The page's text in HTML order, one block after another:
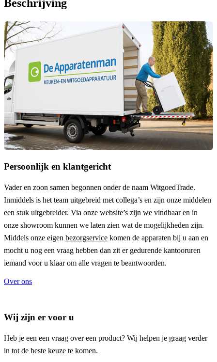
Beschrijving
Persoonlijk en klantgericht
Vader en zoon samen begonnen onder de naam WitgoedTrade.
Inmiddels is het team uitgebreid met collega’s en zijn onze middelen
een stuk uitgebreider. Via onze website’s zijn we vindbaar en in
onze showroom kunnen we laten zien wat de mogelijkheden zijn.
Middels onze eigen bezorgservice komen de apparaten bij u aan en
mocht u nog een vraag hebben dan zit er gedurende kantooruren
iemand voor u klaar om alle vragen te beantwoorden.
Over ons
Wij zijn er voor u
Heb je een een vraag over een product? Wij helpen je graag verder
in tot de beste keuze te komen.